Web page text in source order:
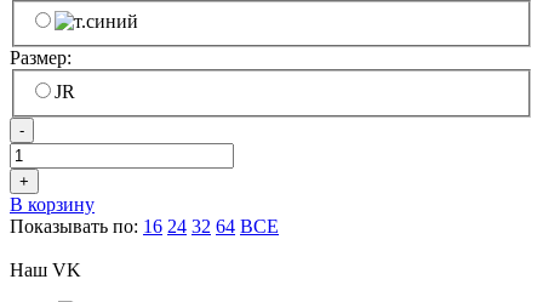
Размер:
JR
-
+
В корзину
Показывать по: 16 24 32 64 ВСЕ
Наш VK